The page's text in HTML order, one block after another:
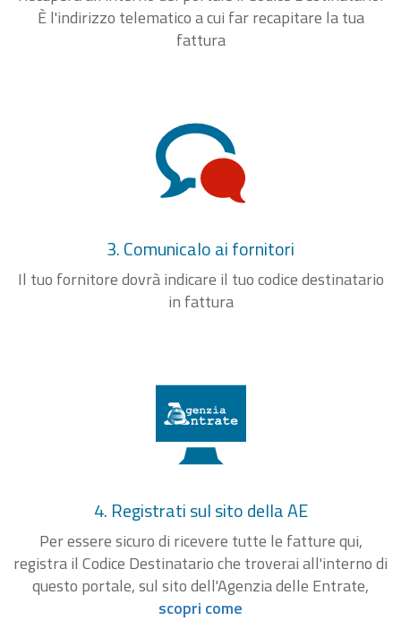
È l'indirizzo telematico a cui far recapitare la tua
fattura
3. Comunicalo ai fornitori
Il tuo fornitore dovrà indicare il tuo codice destinatario
in fattura
4. Registrati sul sito della AE
Per essere sicuro di ricevere tutte le fatture qui,
registra il Codice Destinatario che troverai all'interno di
questo portale, sul sito dell'Agenzia delle Entrate,
scopri come